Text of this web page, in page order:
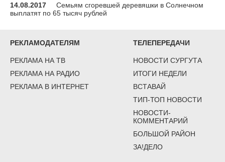
14.08.2017
Семьям сгоревшей деревяшки в Солнечном
выплатят по 65 тысяч рублей
РЕКЛАМОДАТЕЛЯМ
РЕКЛАМА НА ТВ
РЕКЛАМА НА РАДИО
РЕКЛАМА В ИНТЕРНЕТ
ТЕЛЕПЕРЕДАЧИ
НОВОСТИ СУРГУТА
ИТОГИ НЕДЕЛИ
ВСТАВАЙ
ТИП-ТОП НОВОСТИ
НОВОСТИ-
КОММЕНТАРИЙ
БОЛЬШОЙ РАЙОН
ЗА!ДЕЛО